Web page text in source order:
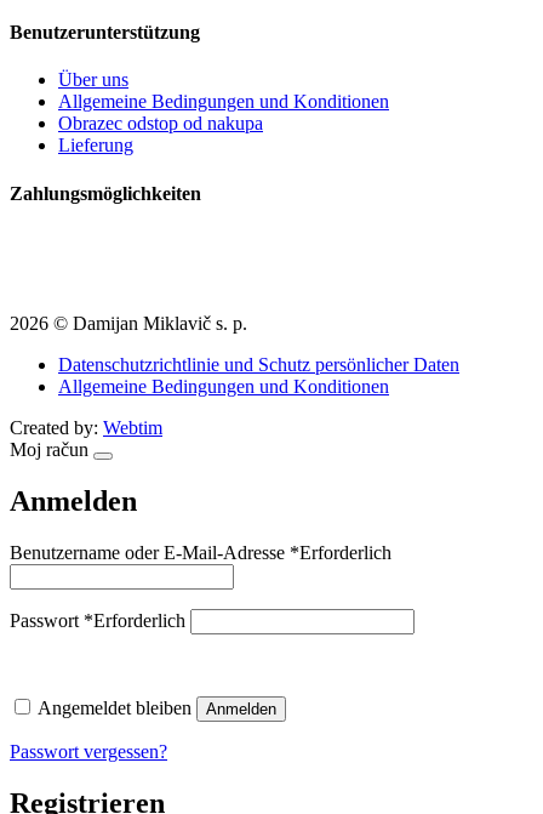
Benutzerunterstützung
Über uns
Allgemeine Bedingungen und Konditionen
Obrazec odstop od nakupa
Lieferung
Zahlungsmöglichkeiten
2026 © Damijan Miklavič s. p.
Datenschutzrichtlinie und Schutz persönlicher Daten
Allgemeine Bedingungen und Konditionen
Created by: Webtim
Moj račun
Anmelden
Benutzername oder E-Mail-Adresse *Erforderlich
Passwort *Erforderlich
Angemeldet bleiben Anmelden
Passwort vergessen?
Registrieren